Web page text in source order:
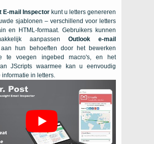
E-mail Inspector kunt u letters genereren
sjablonen – verschillend voor letters
en HTML-formaat. Gebruikers kunnen
aanpassen Outlook e-mail
aan hun behoeften door het bewerken
te voegen ingebed macro's, en het
JScripts waarmee kan u eenvoudig
in letters.